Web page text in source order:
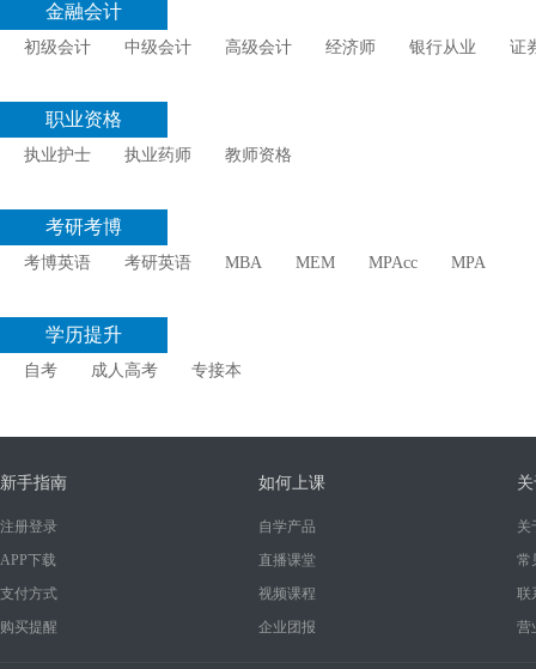
金融会计
初级会计 中级会计 高级会计 经济师 银行从业 证
职业资格
执业护士 执业药师 教师资格
考研考博
考博英语 考研英语 MBA MEM MPAcc MPA
学历提升
自考 成人高考 专接本
新手指南
注册登录
APP下载
支付方式
购买提醒
如何上课
自学产品
直播课堂
视频课程
企业团报
关
常
联
营